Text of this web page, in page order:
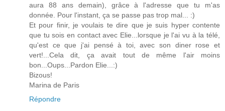
aura 88 ans demain), grâce à l'adresse que tu m'as
donnée. Pour l'instant, ça se passe pas trop mal... :)
Et pour finir, je voulais te dire que je suis hyper contente
que tu sois en contact avec Elie...lorsque je l'ai vu à la télé,
qu'est ce que j'ai pensé à toi, avec son diner rose et
vert!...Cela dit, ça avait tout de même l'air moins
bon...Oups...Pardon Elie...:)
Bizous!
Marina de Paris
Répondre